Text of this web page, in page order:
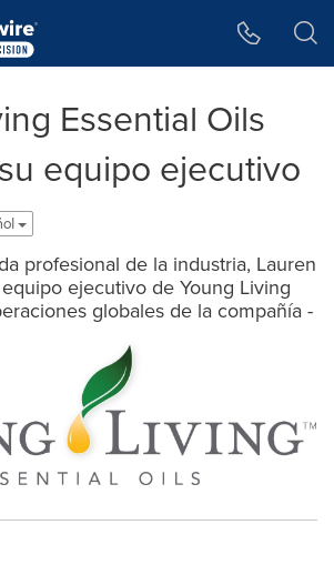
Essential Oils
equipo ejecutivo
profesional de la industria, Lauren
ejecutivo de Young Living
globales de la compañía -